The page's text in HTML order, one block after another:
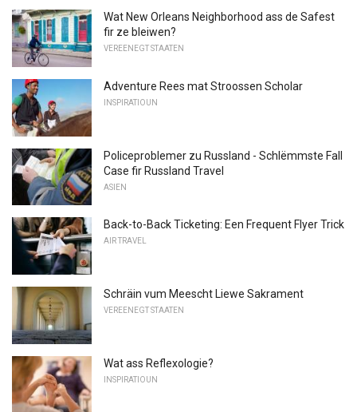
Wat New Orleans Neighborhood ass de Safest
fir ze bleiwen?
VEREENEGT STAATEN
Adventure Rees mat Stroossen Scholar
INSPIRATIOUN
Policeproblemer zu Russland - Schlëmmste Fall
Case fir Russland Travel
ASIEN
Back-to-Back Ticketing: Een Frequent Flyer Trick
AIR TRAVEL
Schräin vum Meescht Liewe Sakrament
VEREENEGT STAATEN
Wat ass Reflexologie?
INSPIRATIOUN